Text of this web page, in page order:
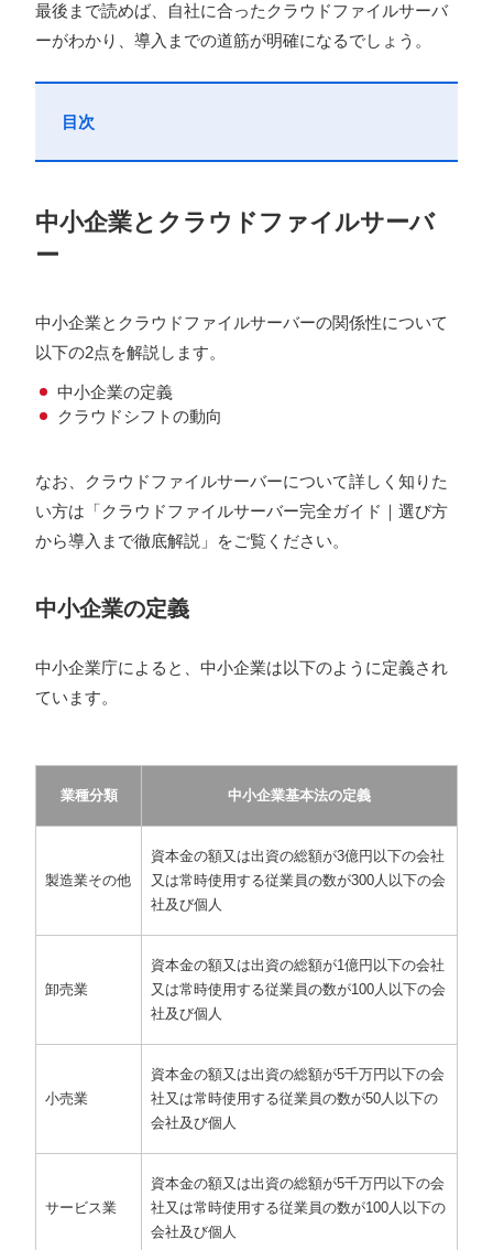
最後まで読めば、自社に合ったクラウドファイルサーバ
ーがわかり、導入までの道筋が明確になるでしょう。
目次
中小企業とクラウドファイルサーバ
ー
中小企業とクラウドファイルサーバーの関係性について
以下の2点を解説します。
中小企業の定義
クラウドシフトの動向
なお、クラウドファイルサーバーについて詳しく知りた
い方は「クラウドファイルサーバー完全ガイド｜選び方
から導入まで徹底解説」をご覧ください。
中小企業の定義
中小企業庁によると、中小企業は以下のように定義され
ています。
業種分類 中小企業基本法の定義
製造業その他
資本金の額又は出資の総額が3億円以下の会社
又は常時使用する従業員の数が300人以下の会
社及び個人
卸売業
資本金の額又は出資の総額が1億円以下の会社
又は常時使用する従業員の数が100人以下の会
社及び個人
小売業
資本金の額又は出資の総額が5千万円以下の会
社又は常時使用する従業員の数が50人以下の
会社及び個人
サービス業
資本金の額又は出資の総額が5千万円以下の会
社又は常時使用する従業員の数が100人以下の
会社及び個人